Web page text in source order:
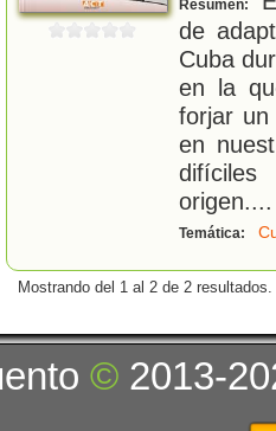
Resumen:
de
Cuba
en la
forjar un
en
origen....
Temática:
Mostrando del 1 al 2 de 2 resultados.
© 2013-